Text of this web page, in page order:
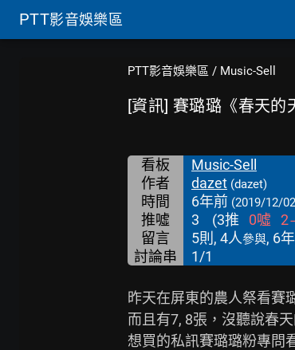
PTT影音娛樂區
PTT影音娛樂區 / Music-Sell
[資訊] 賽璐璐《春天的
看板
Music-Sell
作者
dazet (dazet)
時間 6年前 (2019/12/
推噓 3 (3推 0噓 2
留言
5則, 4人參與, 6
討論串 1/1
昨天在屏東的農人祭看賽
而且有7, 8張，沒聽說春
想買的私訊賽璐璐粉專問